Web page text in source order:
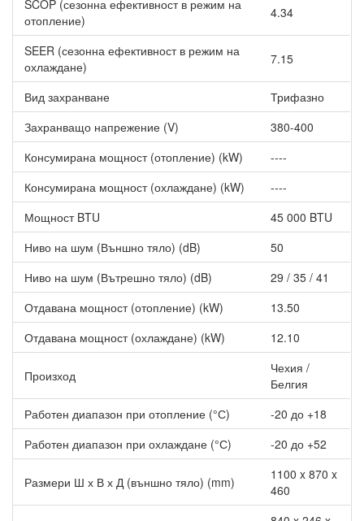
Комбинирането с технологията R-32 Bluevolution води до
по-малко вредно въздействие върху околната среда
отколкото с R-410A. Резултатът от това е по-ниско
потребление на енергия и има по-малко количество
хладилен агент.
2 допълнителни интелигентни сензора - по-добра
енергийната ефективност и комфорт.
Отделно управление на всяка клапа.
По-големите клапи и уникалния модел на
разпределение за по-добро и равномерното
разпределение на въздуха.
5 различни скорости на вентилатора - максимален
комфорт.
Допълнителен приток на свеж въздух.
Изпускането чрез канален въздуховод позволява
оптимизиране на разпределението на въздуха в
нестандартно оразмерени стаи или подаване на въздух
към малки съседни стаи.
Стандартната дренажна помпа - издигане на кондензата
на монтажа.
Комплектът включва панел на вътрешното тяло
BYCQ140E.
Допълнителни аксесоари (опция) - стандартно жично
дистанционно управление с интерфейс BRC1E53 на
цена 327лв. и WiFi адаптор BRP069A81 на цена 309лв.
SCOP (сезонна ефективност в режим на
отопление)
4.34
SEER (сезонна ефективност в режим на
охлаждане)
7.15
Вид захранване
Трифазно
Захранващо напрежение (V)
380-400
Консумирана мощност (отопление) (kW)
----
Консумирана мощност (охлаждане) (kW)
----
Мощност BTU
45 000 BTU
Ниво на шум (Външно тяло) (dB)
50
Ниво на шум (Вътрешно тяло) (dB)
29 / 35 / 41
Отдавана мощност (отопление) (kW)
13.50
Отдавана мощност (охлаждане) (kW)
12.10
Произход
Чехия /
Белгия
Работен диапазон при отопление (°С)
-20 до +18
Работен диапазон при охлаждане (°С)
-20 до +52
Размери Ш х В х Д (външно тяло) (mm)
1100 x 870 x
460